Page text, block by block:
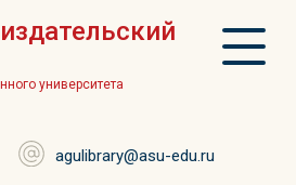
университета
agulibrary@asu-edu.ru